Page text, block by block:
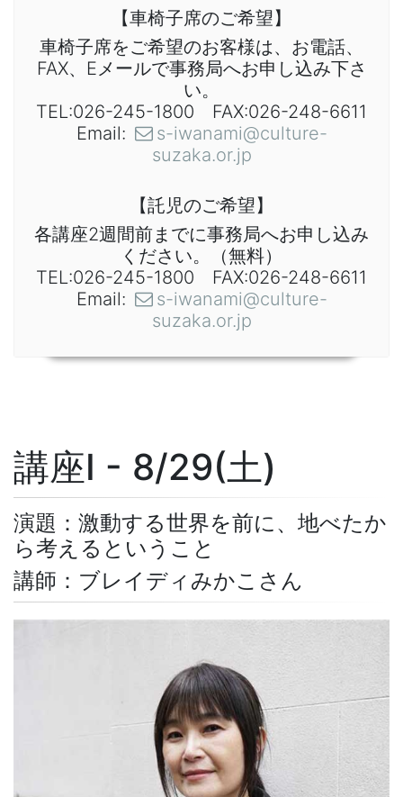
【車椅子席のご希望】
車椅子席をご希望のお客様は、お電話、
FAX、Eメールで事務局へお申し込み下さ
い。
TEL:026-245-1800 FAX:026-248-6611
Email:
s-iwanami@culture-
suzaka.or.jp
【託児のご希望】
各講座2週間前までに事務局へお申し込み
ください。（無料）
TEL:026-245-1800 FAX:026-248-6611
Email:
s-iwanami@culture-
suzaka.or.jp
講座I - 8/29(土)
演題：激動する世界を前に、地べたか
ら考えるということ
講師：ブレイディみかこさん